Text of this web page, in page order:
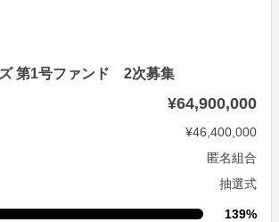
第1号ファンド 2次募集
¥64,900,000
¥46,400,000
匿名組合
抽選式
139%